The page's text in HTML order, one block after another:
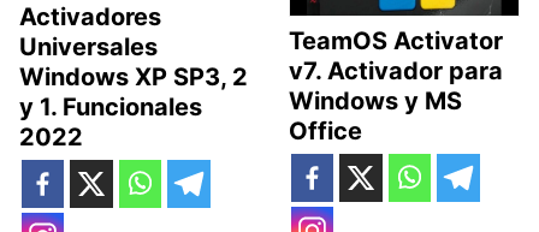
Activadores
Universales
Windows XP SP3, 2
y 1. Funcionales
2022
TeamOS Activator
v7. Activador para
Windows y MS
Office